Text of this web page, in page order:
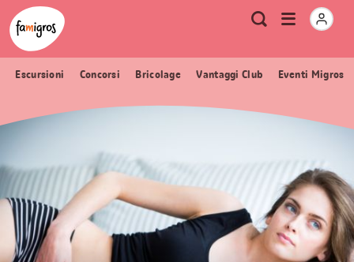
Navigazione
segnalibri
Header
Logo Metanavigazione
Ricerca
Apri
menu
Escursioni Concorsi Bricolage Vantaggi Club Eventi Migros